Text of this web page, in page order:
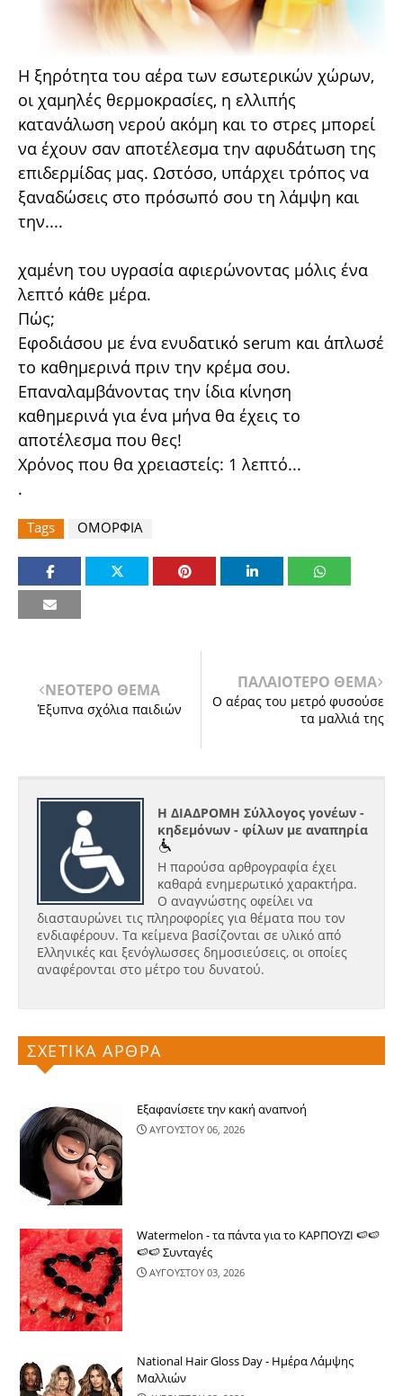
Η ξηρότητα του αέρα των εσωτερικών χώρων,
οι χαμηλές θερμοκρασίες, η ελλιπής
κατανάλωση νερού ακόμη και το στρες μπορεί
να έχουν σαν αποτέλεσμα την αφυδάτωση της
επιδερμίδας μας. Ωστόσο, υπάρχει τρόπος να
ξαναδώσεις στο πρόσωπό σου τη λάμψη και
την....
χαμένη του υγρασία αφιερώνοντας μόλις ένα
λεπτό κάθε μέρα.
Πώς;
Εφοδιάσου με ένα ενυδατικό serum και άπλωσέ
το καθημερινά πριν την κρέμα σου.
Επαναλαμβάνοντας την ίδια κίνηση
καθημερινά για ένα μήνα θα έχεις το
αποτέλεσμα που θες!
Χρόνος που θα χρειαστείς: 1 λεπτό...
.
Tags ΟΜΟΡΦΙΑ
ΝΕΟΤΕΡΟ ΘΕΜΑ
Έξυπνα σχόλια παιδιών
ΠΑΛΑΙΟΤΕΡΟ ΘΕΜΑ
Ο αέρας του μετρό φυσούσε
τα μαλλιά της
Η ΔΙΑΔΡΟΜΗ Σύλλογος γονέων -
κηδεμόνων - φίλων με αναπηρία
Η παρούσα αρθρογραφία έχει
καθαρά ενημερωτικό χαρακτήρα.
Ο αναγνώστης οφείλει να
διασταυρώνει τις πληροφορίες για θέματα που τον
ενδιαφέρουν. Τα κείμενα βασίζονται σε υλικό από
Ελληνικές και ξενόγλωσσες δημοσιεύσεις, οι οποίες
αναφέρονται στο μέτρο του δυνατού.
ΣΧΕΤΙΚΑ ΑΡΘΡΑ
Εξαφανίσετε την κακή αναπνοή
ΑΥΓΟΥΣΤΟΥ 06, 2026
Watermelon - τα πάντα για το ΚΑΡΠΟΥΖΙ 🍉🍉
🍉🍉 Συνταγές
ΑΥΓΟΥΣΤΟΥ 03, 2026
National Hair Gloss Day - Ημέρα Λάμψης
Μαλλιών